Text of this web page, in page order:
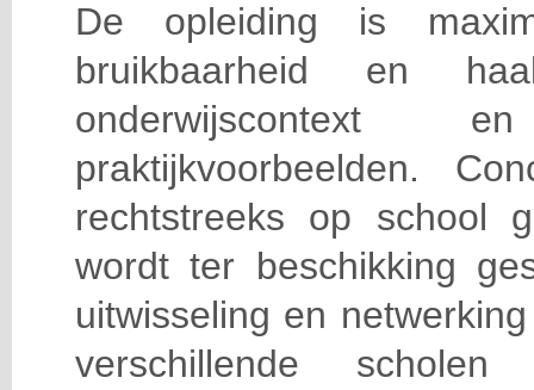
De opleiding is
bruikbaarheid en
praktijkvoorbeelden.
rechtstreeks op school
wordt ter beschikking
uitwisseling en
verschillende scholen